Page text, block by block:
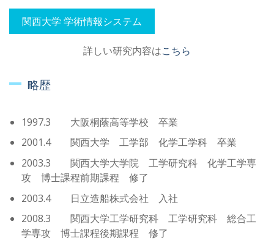
関西大学 学術情報システム
詳しい研究内容はこちら
略歴
1997.3 大阪桐蔭高等学校 卒業
2001.4 関西大学 工学部 化学工学科 卒業
2003.3 関西大学大学院 工学研究科 化学工学専
攻 博士課程前期課程 修了
2003.4 日立造船株式会社 入社
2008.3 関西大学工学研究科 工学研究科 総合工
学専攻 博士課程後期課程 修了